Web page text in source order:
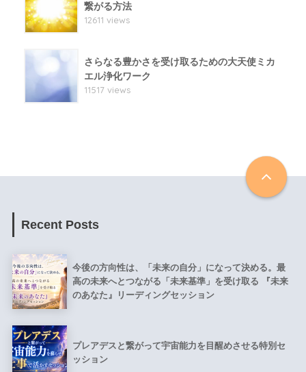
繋がる方法
12611 views
さらなる豊かさを受け取るための大天使ミカ
エル浄化ワーク
11517 views
Recent Posts
今後の方向性は、「未来の自分」になって決める。最
高の未来へとつながる「未来基準」を受け取る 『未来
のあなた』リーディングセッション
プレアデスと繋がって宇宙能力を目醒めさせる特別セ
ッション